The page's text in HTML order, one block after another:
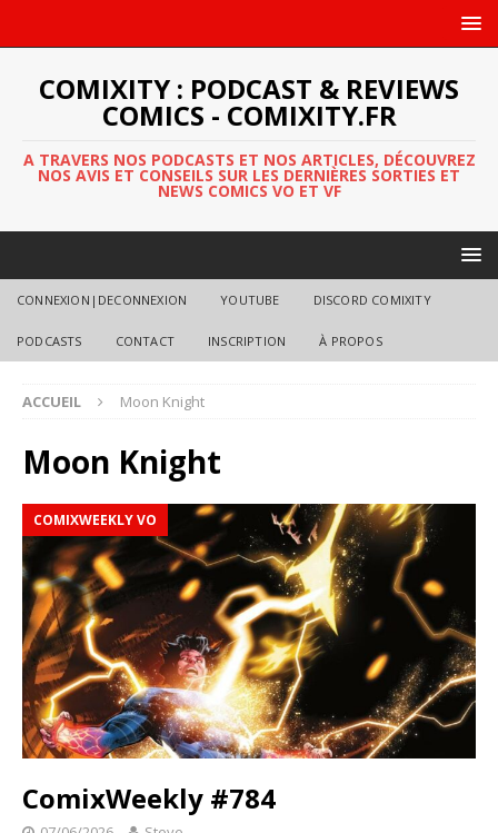
COMIXITY : PODCAST & REVIEWS
COMICS - COMIXITY.FR
A TRAVERS NOS PODCASTS ET NOS ARTICLES, DÉCOUVREZ
NOS AVIS ET CONSEILS SUR LES DERNIÈRES SORTIES ET
NEWS COMICS VO ET VF
CONNEXION|DECONNEXION YOUTUBE DISCORD COMIXITY
PODCASTS CONTACT INSCRIPTION À PROPOS
ACCUEIL Moon Knight
Moon Knight
COMIXWEEKLY VO
ComixWeekly #784